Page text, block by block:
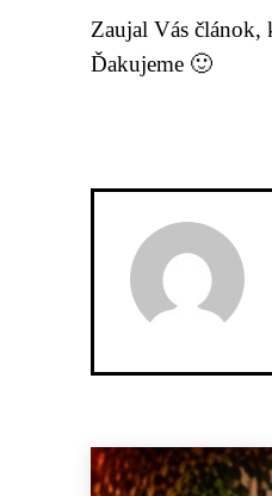
Zaujal Vás článok,
Ďakujeme 🙂